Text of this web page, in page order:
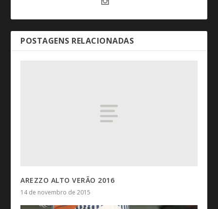
POSTAGENS RELACIONADAS
AREZZO ALTO VERÃO 2016
14 de novembro de 2015